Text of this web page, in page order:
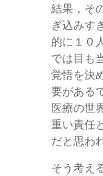
結果，そ
ぎ込みす
的に１０
では目も
覚悟を決
要がある
医療の世
重い責任
だと思わ
そう考え